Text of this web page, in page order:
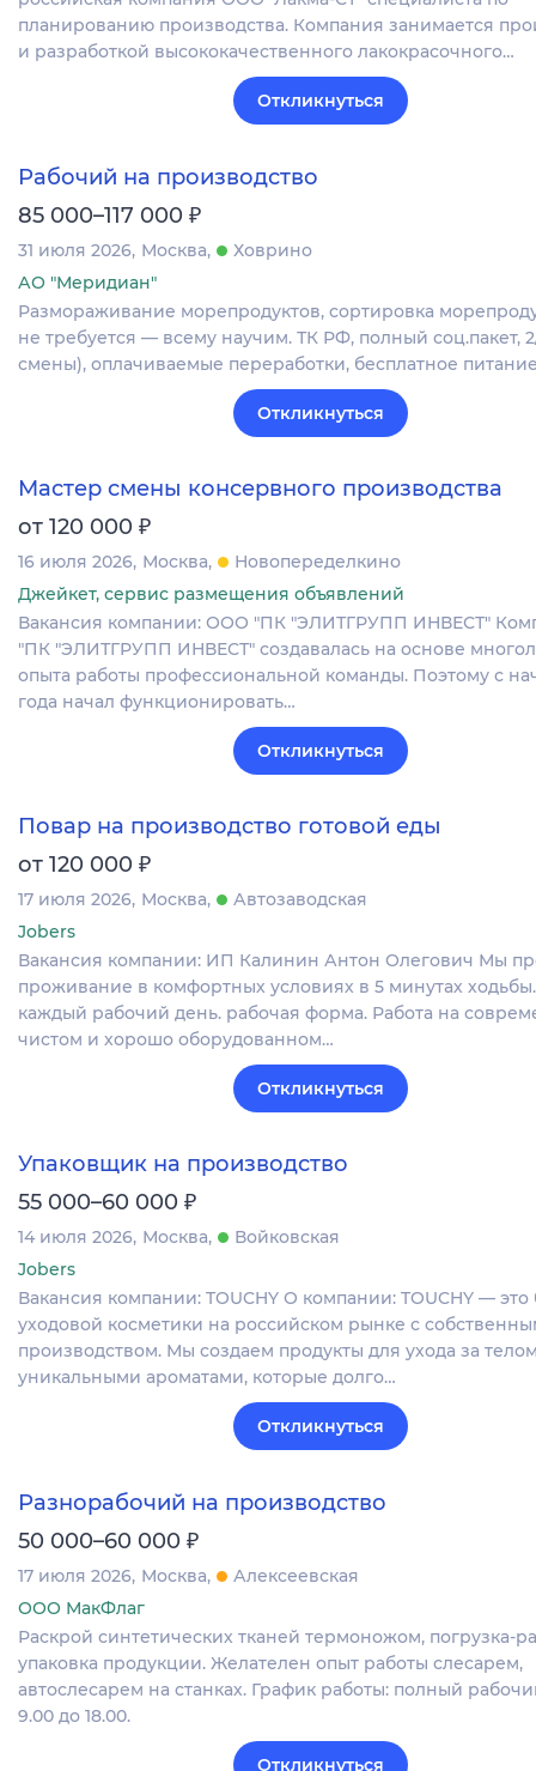
планированию производства. Компания занимается
и разработкой высококачественного лакокрасочного…
Откликнуться
Рабочий на производство
85 000–117 000 ₽
31 июля 2026 Москва
Ховрино
АО "Меридиан"
Размораживание морепродуктов, сортировка
не требуется — всему научим. ТК РФ, полный соц.пакет,
смены), оплачиваемые переработки, бесплатное
Откликнуться
Мастер смены консервного производства
от 120 000 ₽
16 июля 2026 Москва
Новопеределкино
Джейкет, сервис размещения объявлений
Вакансия компании: ООО "ПК "ЭЛИТГРУПП ИНВЕСТ"
"ПК "ЭЛИТГРУПП ИНВЕСТ" создавалась на основе
опыта работы профессиональной команды. Поэтому с
года начал функционировать…
Откликнуться
Повар на производство готовой еды
от 120 000 ₽
17 июля 2026 Москва
Автозаводская
Jobers
Вакансия компании: ИП Калинин Антон Олегович Мы
проживание в комфортных условиях в 5 минутах
каждый рабочий день. рабочая форма. Работа на
чистом и хорошо оборудованном…
Откликнуться
Упаковщик на производство
55 000–60 000 ₽
14 июля 2026 Москва
Войковская
Jobers
Вакансия компании: TOUCHY О компании: TOUCHY —
уходовой косметики на российском рынке с
производством. Мы создаем продукты для ухода за
уникальными ароматами, которые долго…
Откликнуться
Разнорабочий на производство
50 000–60 000 ₽
17 июля 2026 Москва
Алексеевская
ООО МакФлаг
Раскрой синтетических тканей термоножом, погрузка-
упаковка продукции. Желателен опыт работы слесарем,
автослесарем на станках. График работы: полный
9.00 до 18.00.
Откликнуться